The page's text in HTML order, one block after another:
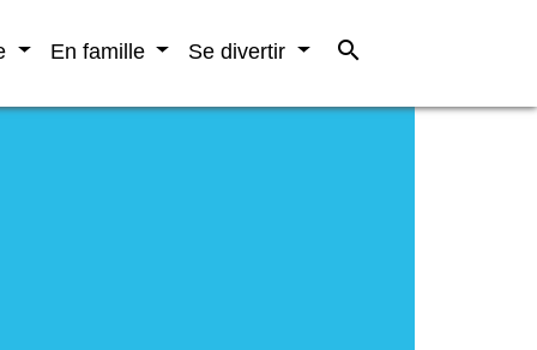
En famille Se divertir search